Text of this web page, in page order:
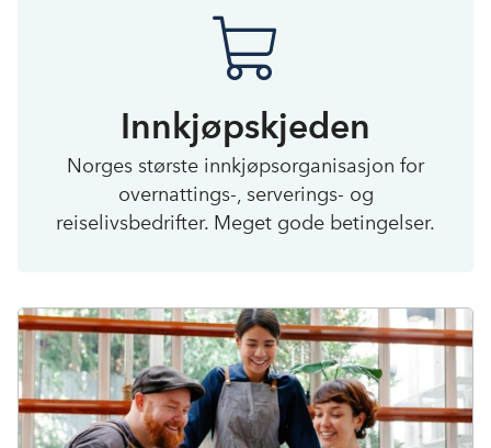
Innkjøpskjeden
Norges største innkjøpsorganisasjon for
overnattings-, serverings- og
reiselivsbedrifter. Meget gode betingelser.